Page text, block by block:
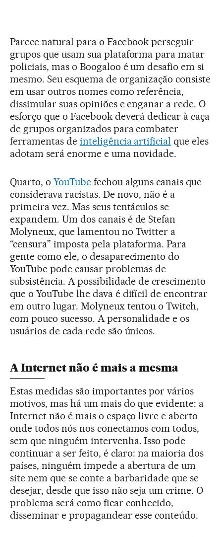
Parece natural para o Facebook perseguir
grupos que usam sua plataforma para matar
policiais, mas o Boogaloo é um desafio em si
mesmo. Seu esquema de organização consiste
em usar outros nomes como referência,
dissimular suas opiniões e enganar a rede. O
esforço que o Facebook deverá dedicar à caça
de grupos organizados para combater
ferramentas de inteligência artificial que eles
adotam será enorme e uma novidade.
Quarto, o YouTubefechou alguns canais que
considerava racistas. De novo, não é a
primeira vez. Mas seus tentáculos se
expandem. Um dos canais é de Stefan
Molyneux, que lamentou no Twitter a
“censura” imposta pela plataforma. Para
gente como ele, o desaparecimento do
YouTube pode causar problemas de
subsistência. A possibilidade de crescimento
que o YouTube lhe dava é difícil de encontrar
em outro lugar. Molyneux tentou o Twitch,
com pouco sucesso. A personalidade e os
usuários de cada rede são únicos.
A Internet não é mais a mesma
Estas medidas são importantes por vários
motivos, mas há um mais do que evidente: a
Internet não é mais o espaço livre e aberto
onde todos nós nos conectamos com todos,
sem que ninguém intervenha. Isso pode
continuar a ser feito, é claro: na maioria dos
países, ninguém impede a abertura de um
site nem que se conte a barbaridade que se
desejar, desde que isso não seja um crime. O
problema será como ficar conhecido,
disseminar e propagandear esse conteúdo.